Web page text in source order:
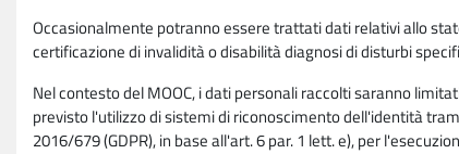
Occasionalmente potranno essere trattati dati relativi allo
certificazione di invalidità o disabilità diagnosi di disturbi
Nel contesto del MOOC, i dati personali raccolti saranno
previsto l'utilizzo di sistemi di riconoscimento dell'identità
2016/679 (GDPR), in base all'art. 6 par. 1 lett. e), per